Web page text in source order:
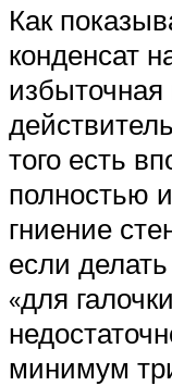
Как
конденсат
избыточная
того есть
полностью
гниение
если
«для
минимум